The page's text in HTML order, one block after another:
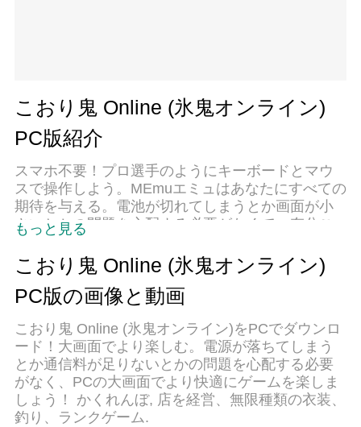
こおり鬼 Online (氷鬼オンライン)
PC版紹介
スマホ不要！プロ選手のようにキーボードとマウ
スで操作しよう。MEmuエミュはあなたにすべての
期待を与える。電池が切れてしまうとか画面が小
さいとかの問題を心配する必要がなくて、存分こ
い。新しいMEmuエミュ7はPCでこおり鬼 Online
(氷鬼オンライン)をプレイするのに最適！完璧なキ
ーマッピングシステムにより、まるでパソコンゲ
やアプリを同時に実行！唯一無二な仮想化エンジ
ンがパソコンの可能性を最大限になる。遊べるだ
けでなく、より楽しめる！
もっと見る
こおり鬼 Online (氷鬼オンライン)
PC版の画像と動画
こおり鬼 Online (氷鬼オンライン)をPCでダウンロ
ード！大画面でより楽しむ。電源が落ちてしまう
とか通信料が足りないとかの問題を心配する必要
がなく、PCの大画面でより快適にゲームを楽しま
しょう！ かくれんぼ, 店を経営、無限種類の衣装、
釣り、ランクゲーム.